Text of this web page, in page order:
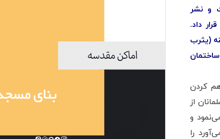
و نشر
داد.
(یثرب
کردن
از
و
را